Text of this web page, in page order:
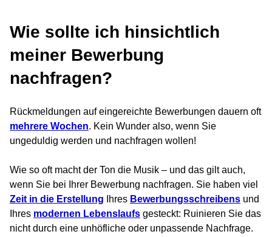
Wie sollte ich hinsichtlich
meiner Bewerbung
nachfragen?
Rückmeldungen auf eingereichte Bewerbungen dauern oft
mehrere Wochen. Kein Wunder also, wenn Sie
ungeduldig werden und nachfragen wollen!
Wie so oft macht der Ton die Musik – und das gilt auch,
wenn Sie bei Ihrer Bewerbung nachfragen. Sie haben viel
Zeit in die Erstellung Ihres Bewerbungsschreibens und
Ihres modernen Lebenslaufs gesteckt: Ruinieren Sie das
nicht durch eine unhöfliche oder unpassende Nachfrage.